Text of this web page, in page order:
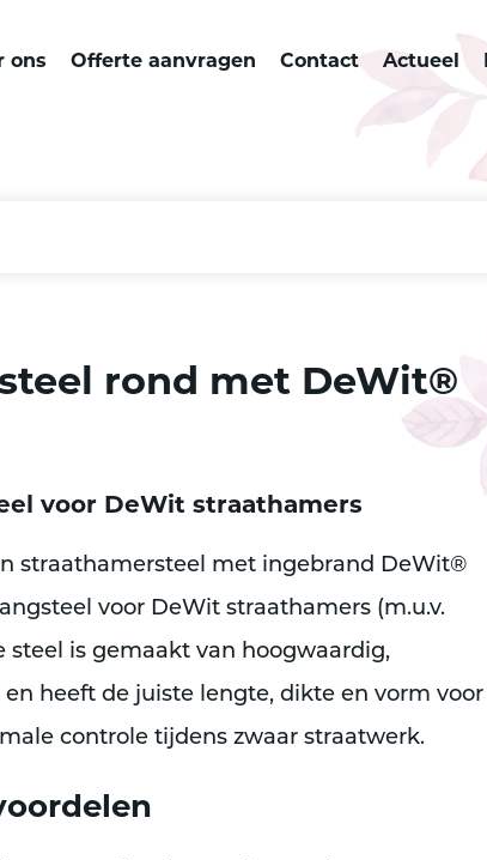
ons Offerte aanvragen Contact Actueel
rond met DeWit®
voor DeWit straathamers
straathamersteel met ingebrand DeWit®
voor DeWit straathamers (m.u.v.
steel is gemaakt van hoogwaardig,
heeft de juiste lengte, dikte en vorm voor
controle tijdens zwaar straatwerk.